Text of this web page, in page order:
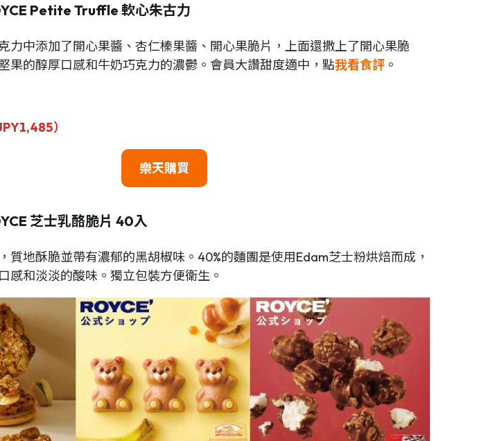
Petite Truffle 軟心朱古力
力中添加了開心果醬、杏仁榛果醬、開心果脆片，上面還撒上了開心果脆
果的醇厚口感和牛奶巧克力的濃鬱。會員大讚甜度適中，點我看食評。
）
樂天購買
芝士乳酪脆片 40入
質地酥脆並帶有濃郁的黑胡椒味。40%的麵團是使用Edam芝士粉烘焙而成，
感和淡淡的酸味。獨立包裝方便衛生。